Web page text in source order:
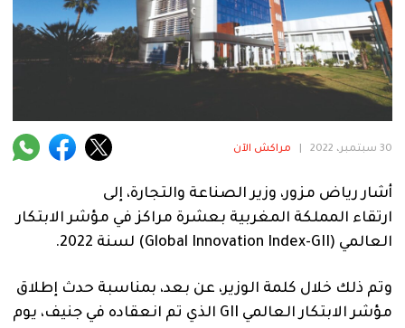
المرأة
فنية
30 سبتمبر، 2022 مراكش الآن
أشار رياض مزور، وزير الصناعة والتجارة، إلى
ارتقاء المملكة المغربية بعشرة مراكز في مؤشر الابتكار
العالمي (Global Innovation Index-GII) لسنة 2022.
وتم ذلك خلال كلمة الوزير، عن بعد، بمناسبة حدث إطلاق
مؤشر الابتكار العالمي GII الذي تم انعقاده في جنيف، يوم